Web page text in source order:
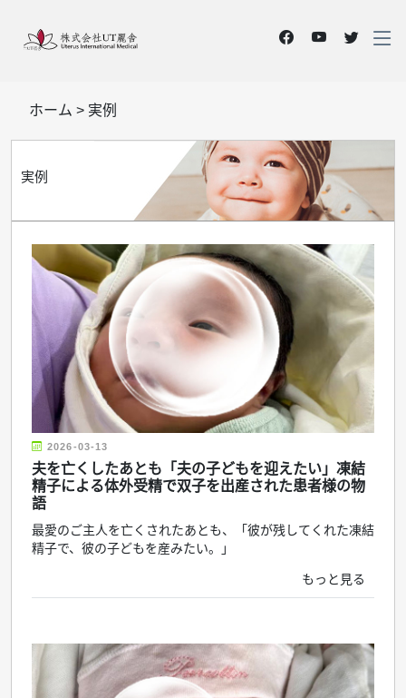
ホーム > 実例
実例
2026-03-13
夫を亡くしたあとも「夫の子どもを迎えたい」凍結
精子による体外受精で双子を出産された患者様の物
語
最愛のご主人を亡くされたあとも、「彼が残してくれた凍結
精子で、彼の子どもを産みたい。」
もっと見る